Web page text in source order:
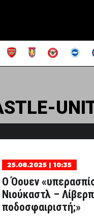
25.08.2025 | 10:35
Ο Όουεν
Νιούκαστλ –
ποδοσφαιριστή;»